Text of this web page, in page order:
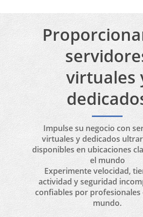
virtuales
Impulse su negocio con
virtuales y dedicados
disponibles en ubicaciones
el mundo
Experimente velocidad,
actividad y seguridad
confiables por profesionales
mundo.